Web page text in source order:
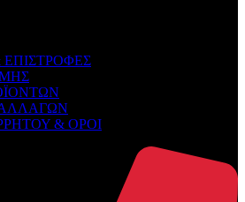
ΕΠΙΣΤΡΟΦΕΣ
& ΟΡΟΙ